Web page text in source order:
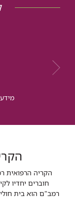
הקריה הרפואית
חוברים יחדיו
רמב"ם הוא בית